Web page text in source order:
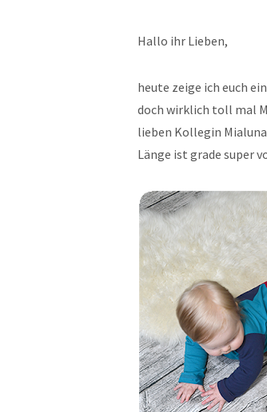
Hallo ihr Lieben,
heute zeige ich euch
doch wirklich toll mal
lieben Kollegin
Länge ist grade super